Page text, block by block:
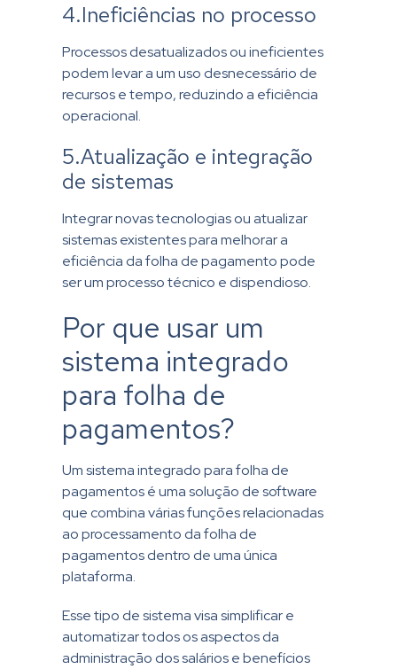
4.Ineficiências no processo
Processos desatualizados ou ineficientes
podem levar a um uso desnecessário de
recursos e tempo, reduzindo a eficiência
operacional.
5.Atualização e integração
de sistemas
Integrar novas tecnologias ou atualizar
sistemas existentes para melhorar a
eficiência da folha de pagamento pode
ser um processo técnico e dispendioso.
Por que usar um
sistema integrado
para folha de
pagamentos?
Um sistema integrado para folha de
pagamentos é uma solução de software
que combina várias funções relacionadas
ao processamento da folha de
pagamentos dentro de uma única
plataforma.
Esse tipo de sistema visa simplificar e
automatizar todos os aspectos da
administração dos salários e benefícios